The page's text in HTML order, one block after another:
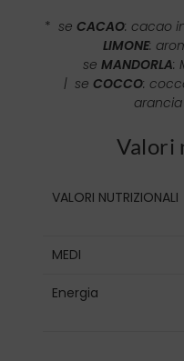
* se CACAO: cacao
LIMONE:
se MANDORLA:
| se COCCO:
arancia
Valori
VALORI NUTRIZIONALI
MEDI
Energia